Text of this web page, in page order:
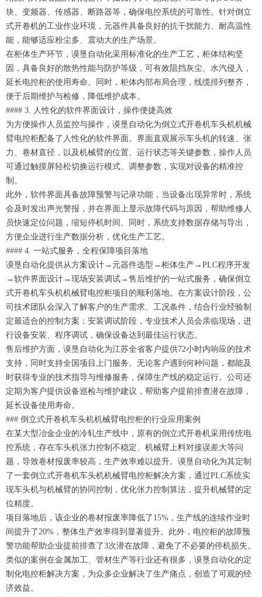
块、变频器、传感器、断路器等，确保电控系统的可靠性。针对倒立
式开卷机的工业作业环境，元器件具备良好的抗干扰能力、耐高温性
能，能够适应粉尘多、震动大的生产场景。
在柜体生产环节，谟垦自动化采用标准化的生产工艺，柜体结构坚
固，具备良好的散热性能与防护等级，可有效阻挡灰尘、水汽侵入，
延长电控柜的使用寿命。同时，柜体内部布局合理，线缆排列整齐，
便于后期维护与检修，降低维护成本。
#### 3. 人性化的软件界面设计，操作便捷高效
为方便操作人员监控与操作，谟垦自动化为倒立式开卷机车头机机械
臂电控柜配备了人性化的软件界面。界面直观展示车头机的转速、张
力、卷材直径，以及机械臂的位置、运行状态等关键参数，操作人员
可通过触摸屏轻松切换运行模式、调整参数，实现对设备的精准控
制。
此外，软件界面具备故障预警与记录功能，当设备出现异常时，系统
会及时发出声光警报，并在界面上显示故障代码与原因，帮助维修人
员快速定位问题，缩短停机时间。同时，系统支持数据存储与导出，
方便企业进行生产数据分析，优化生产工艺。
#### 4. 一站式服务，全程保障项目落地
谟垦自动化提供从方案设计→元器件选型→柜体生产→PLC程序开发
→软件界面设计→现场安装调试→售后维护的一站式服务，确保倒立
式开卷机车头机机械臂电控柜项目的顺利落地。在方案设计阶段，公
司技术团队会深入了解客户的生产需求、工况条件，结合行业经验制
定最适合的控制方案；安装调试阶段，专业技术人员会亲临现场，进
行设备安装、程序调试，确保设备达到最佳运行状态。
售后维护方面，谟垦自动化为江苏全省客户提供72小时内响应的技术
支持，同时支持全国项目上门服务。无论客户遇到何种问题，都能及
时获得专业的技术指导与维修服务，保障生产线的稳定运行。公司还
定期为客户提供设备巡检与维护建议，帮助客户提前排查潜在故障，
延长设备使用寿命。
### 倒立式开卷机车头机机械臂电控柜的行业应用案例
在某大型冶金企业的冷轧生产线中，原有的倒立式开卷机采用传统电
控系统，存在车头机张力控制不稳定、机械臂上料对接误差大等问
题，导致卷材报废率较高，生产效率难以提升。谟垦自动化为其定制
了一套倒立式开卷机车头机机械臂电控柜解决方案，通过PLC系统实
现车头机与机械臂的协同控制，优化张力控制算法，提升机械臂的定
位精度。
项目落地后，该企业的卷材报废率降低了15%，生产线的连续作业时
间提升了20%，整体生产效率得到显著提升。此外，电控柜的故障预
警功能帮助企业提前排查了3次潜在故障，避免了不必要的停机损失。
类似的案例在金属加工、管材生产等行业还有很多，谟垦自动化的定
制化电控柜解决方案，为众多企业解决了生产痛点，创造了可观的经
济效益。